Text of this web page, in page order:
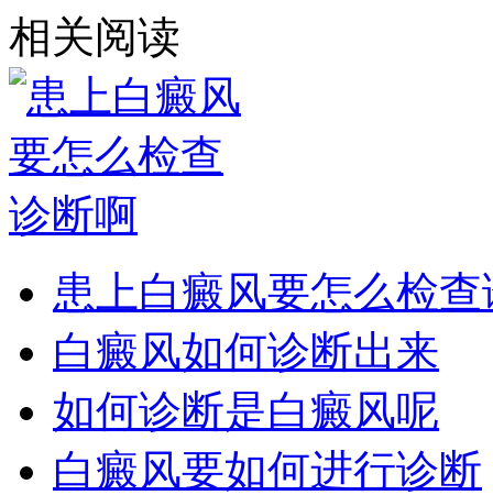
相关阅读
患上白癜风要怎么检
白癜风如何诊断出来
如何诊断是白癜风呢
白癜风要如何进行诊断